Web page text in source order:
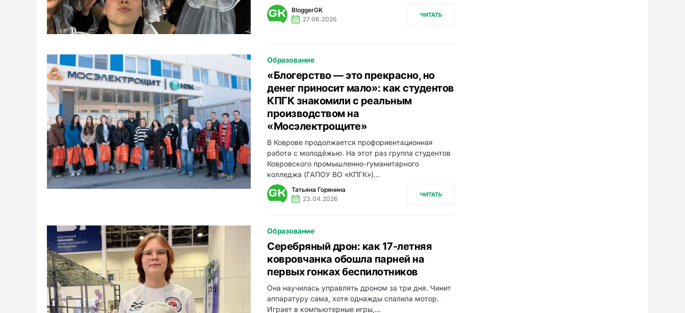
BloggerGK
27.06.2026
ЧИТАТЬ
Образование
«Блогерство — это прекрасно, но
денег приносит мало»: как студентов
КПГК знакомили с реальным
производством на
«Мосэлектрощите»
В Коврове продолжается профориентационная
работа с молодёжью. На этот раз группа студентов
Ковровского промышленно-гуманитарного
колледжа (ГАПОУ ВО «КПГК»)…
Татьяна Горянина
23.04.2026
ЧИТАТЬ
Образование
Серебряный дрон: как 17-летняя
ковровчанка обошла парней на
первых гонках беспилотников
Она научилась управлять дроном за три дня. Чинит
аппаратуру сама, хотя однажды спалила мотор.
Играет в компьютерные игры,…